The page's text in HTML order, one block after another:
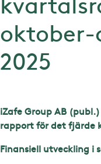
2025
iZafe Group AB
rapport för det fjärde
Finansiell utveckling i